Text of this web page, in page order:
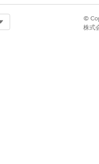
グイン UI のバックエンド
グイン制御
©
株式